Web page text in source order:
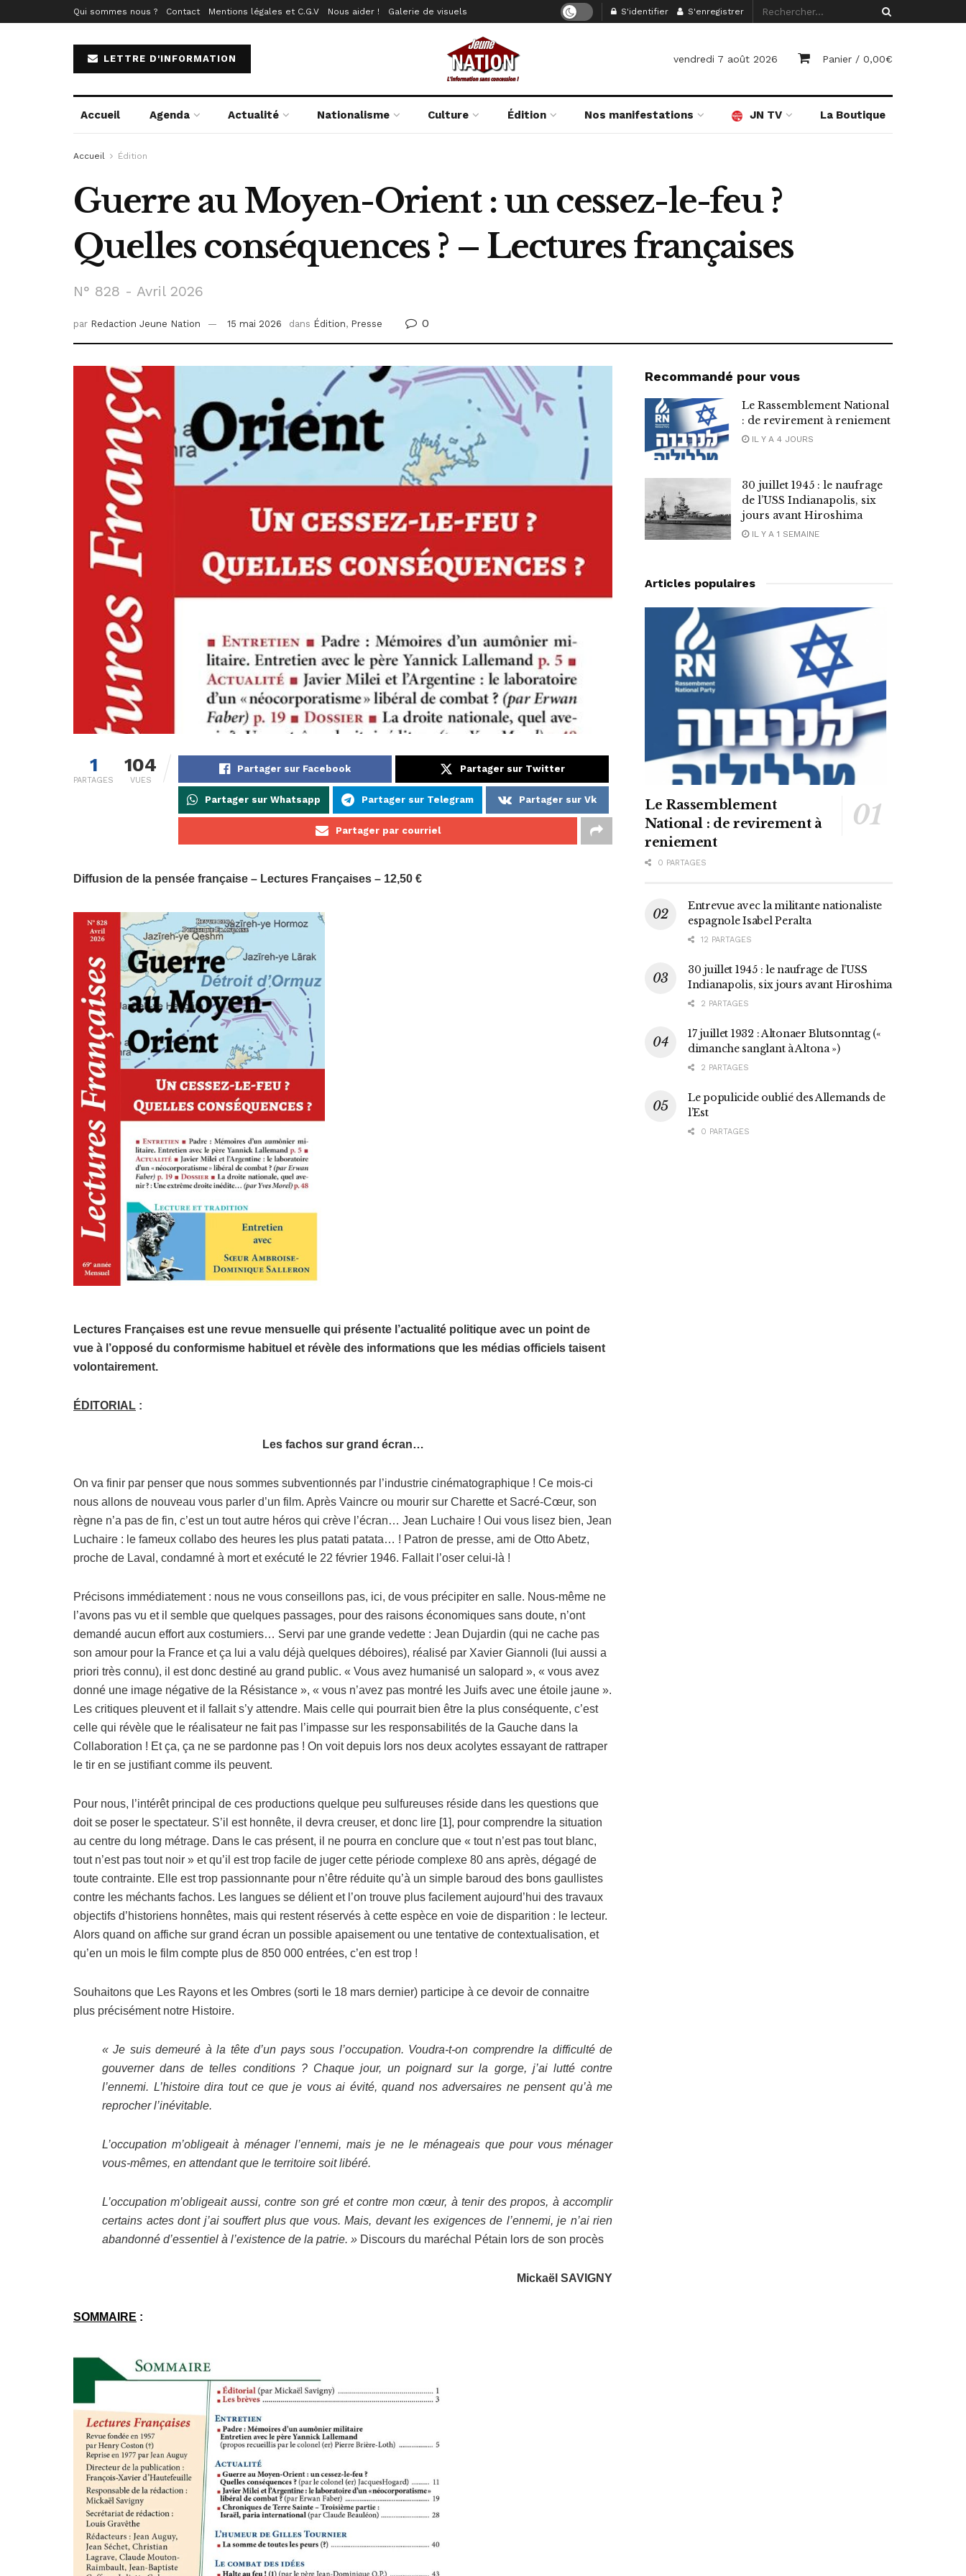
Qui sommes nous ? Contact Mentions légales et C.G.V Nous aider ! Galerie de visuels S'identifier S'enregistrer
LETTRE D'INFORMATION vendredi 7 août 2026 Panier / 0,00€
Accueil Agenda Actualité Nationalisme Culture Édition Nos manifestations JN TV La Boutique
Accueil Édition
Guerre au Moyen-Orient : un cessez-le-feu ?
Quelles conséquences ? – Lectures françaises
N° 828 - Avril 2026
par Redaction Jeune Nation 15 mai 2026 dans Édition, Presse 0
1
PARTAGES
104
VUES
Partager sur Facebook Partager sur Twitter
Partager sur Whatsapp Partager sur Telegram Partager sur Vk
Partager par courriel
Diffusion de la pensée française – Lectures Françaises – 12,50 €
Lectures Françaises est une revue mensuelle qui présente l’actualité politique avec un point de
vue à l’opposé du conformisme habituel et révèle des informations que les médias officiels taisent
volontairement.
ÉDITORIAL :
Les fachos sur grand écran…
On va finir par penser que nous sommes subventionnés par l’industrie cinématographique ! Ce mois-ci
nous allons de nouveau vous parler d’un film. Après Vaincre ou mourir sur Charette et Sacré-Cœur, son
règne n’a pas de fin, c’est un tout autre héros qui crève l’écran… Jean Luchaire ! Oui vous lisez bien, Jean
Luchaire : le fameux collabo des heures les plus patati patata… ! Patron de presse, ami de Otto Abetz,
proche de Laval, condamné à mort et exécuté le 22 février 1946. Fallait l’oser celui-là !
Précisons immédiatement : nous ne vous conseillons pas, ici, de vous précipiter en salle. Nous-même ne
l’avons pas vu et il semble que quelques passages, pour des raisons économiques sans doute, n’ont
demandé aucun effort aux costumiers… Servi par une grande vedette : Jean Dujardin (qui ne cache pas
son amour pour la France et ça lui a valu déjà quelques déboires), réalisé par Xavier Giannoli (lui aussi a
priori très connu), il est donc destiné au grand public. « Vous avez humanisé un salopard », « vous avez
donné une image négative de la Résistance », « vous n’avez pas montré les Juifs avec une étoile jaune ».
Les critiques pleuvent et il fallait s’y attendre. Mais celle qui pourrait bien être la plus conséquente, c’est
celle qui révèle que le réalisateur ne fait pas l’impasse sur les responsabilités de la Gauche dans la
Collaboration ! Et ça, ça ne se pardonne pas ! On voit depuis lors nos deux acolytes essayant de rattraper
le tir en se justifiant comme ils peuvent.
Pour nous, l’intérêt principal de ces productions quelque peu sulfureuses réside dans les questions que
doit se poser le spectateur. S’il est honnête, il devra creuser, et donc lire [1], pour comprendre la situation
au centre du long métrage. Dans le cas présent, il ne pourra en conclure que « tout n’est pas tout blanc,
tout n’est pas tout noir » et qu’il est trop facile de juger cette période complexe 80 ans après, dégagé de
toute contrainte. Elle est trop passionnante pour n’être réduite qu’à un simple baroud des bons gaullistes
contre les méchants fachos. Les langues se délient et l’on trouve plus facilement aujourd’hui des travaux
objectifs d’historiens honnêtes, mais qui restent réservés à cette espèce en voie de disparition : le lecteur.
Alors quand on affiche sur grand écran un possible apaisement ou une tentative de contextualisation, et
qu’en un mois le film compte plus de 850 000 entrées, c’en est trop !
Souhaitons que Les Rayons et les Ombres (sorti le 18 mars dernier) participe à ce devoir de connaitre
plus précisément notre Histoire.
« Je suis demeuré à la tête d’un pays sous l’occupation. Voudra-t-on comprendre la difficulté de
gouverner dans de telles conditions ? Chaque jour, un poignard sur la gorge, j’ai lutté contre
l’ennemi. L’histoire dira tout ce que je vous ai évité, quand nos adversaires ne pensent qu’à me
reprocher l’inévitable.
L’occupation m’obligeait à ménager l’ennemi, mais je ne le ménageais que pour vous ménager
vous-mêmes, en attendant que le territoire soit libéré.
L’occupation m’obligeait aussi, contre son gré et contre mon cœur, à tenir des propos, à accomplir
certains actes dont j’ai souffert plus que vous. Mais, devant les exigences de l’ennemi, je n’ai rien
abandonné d’essentiel à l’existence de la patrie. » Discours du maréchal Pétain lors de son procès
Mickaël SAVIGNY
SOMMAIRE :
Recommandé pour vous
Le Rassemblement National
: de revirement à reniement
IL Y A 4 JOURS
30 juillet 1945 : le naufrage
de l’USS Indianapolis, six
jours avant Hiroshima
IL Y A 1 SEMAINE
Articles populaires
Le Rassemblement
National : de revirement à
reniement
0 PARTAGES
Entrevue avec la militante nationaliste
espagnole Isabel Peralta
12 PARTAGES
30 juillet 1945 : le naufrage de l’USS
Indianapolis, six jours avant Hiroshima
2 PARTAGES
17 juillet 1932 : Altonaer Blutsonntag («
dimanche sanglant à Altona »)
2 PARTAGES
Le populicide oublié des Allemands de
l’Est
0 PARTAGES